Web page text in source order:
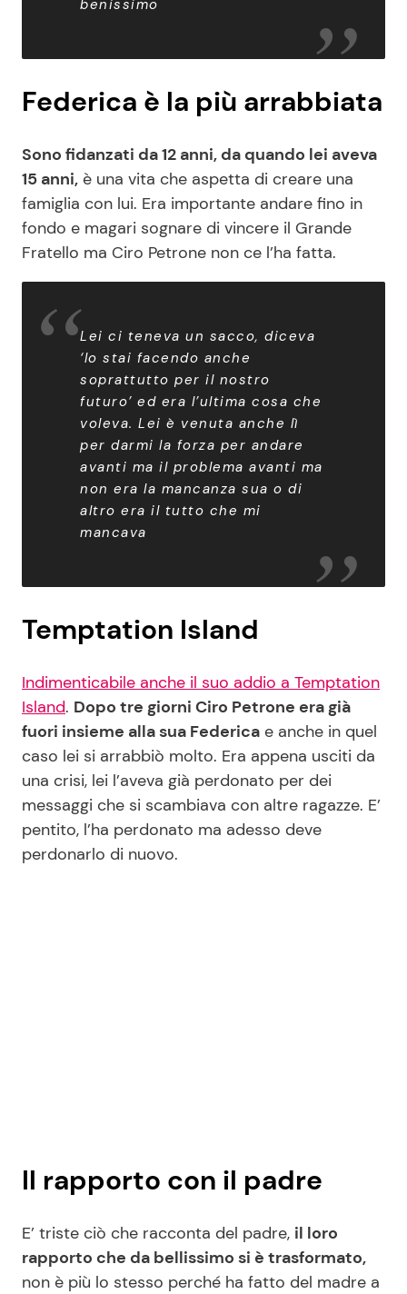
benissimo
Federica è la più arrabbiata
Sono fidanzati da 12 anni, da quando lei aveva
15 anni, è una vita che aspetta di creare una
famiglia con lui. Era importante andare fino in
fondo e magari sognare di vincere il Grande
Fratello ma Ciro Petrone non ce l’ha fatta.
Lei ci teneva un sacco, diceva
‘lo stai facendo anche
soprattutto per il nostro
futuro’ ed era l’ultima cosa che
voleva. Lei è venuta anche lì
per darmi la forza per andare
avanti ma il problema avanti ma
non era la mancanza sua o di
altro era il tutto che mi
mancava
Temptation Island
Indimenticabile anche il suo addio a Temptation
Island. Dopo tre giorni Ciro Petrone era già
fuori insieme alla sua Federica e anche in quel
caso lei si arrabbiò molto. Era appena usciti da
una crisi, lei l’aveva già perdonato per dei
messaggi che si scambiava con altre ragazze. E’
pentito, l’ha perdonato ma adesso deve
perdonarlo di nuovo.
Il rapporto con il padre
E’ triste ciò che racconta del padre, il loro
rapporto che da bellissimo si è trasformato,
non è più lo stesso perché ha fatto del madre a